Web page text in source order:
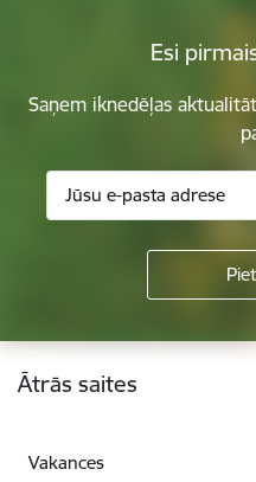
Esi
Saņem iknedēļas
Kājene
Ātrās saites
Vakances